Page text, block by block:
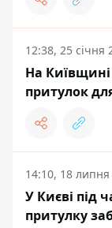
12:38, 25 січня
На
притулок
14:10, 18
У Києві під
притулку